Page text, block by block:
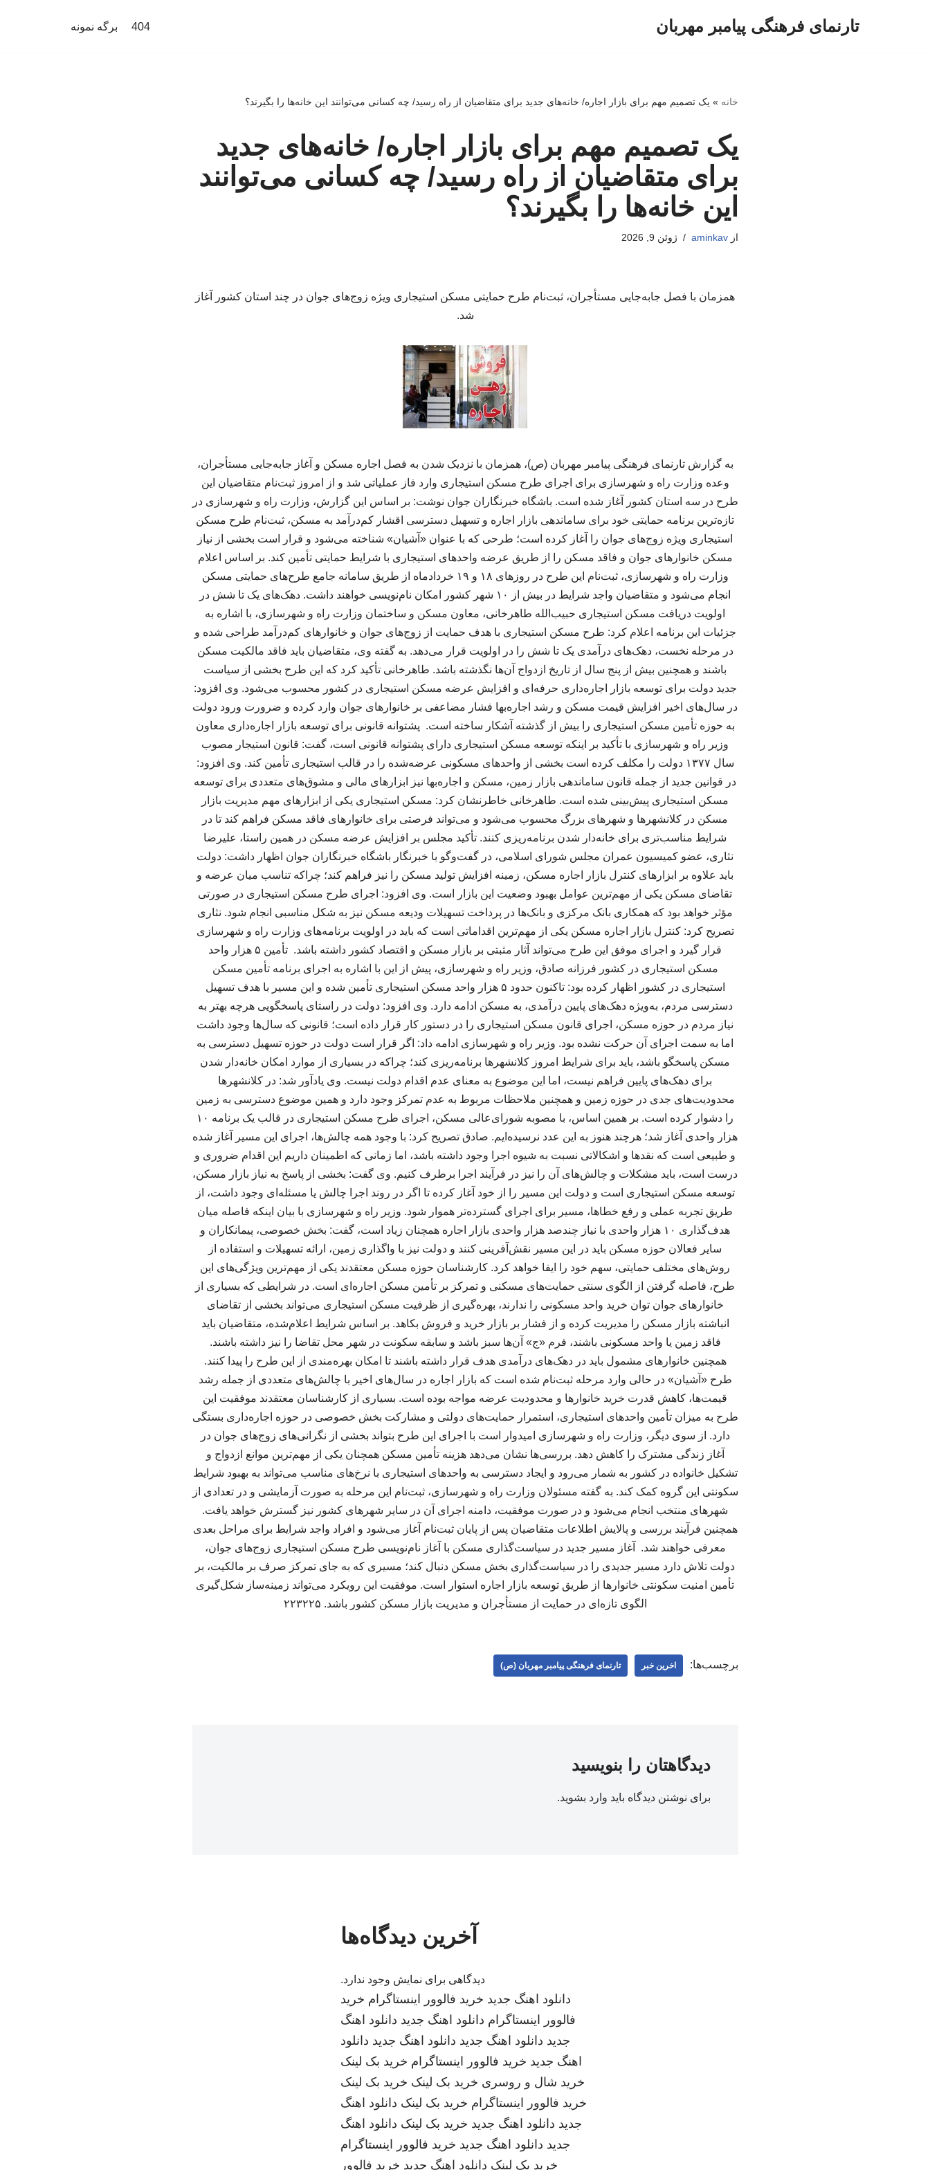
تارنمای فرهنگی پیامبر مهربان 404 برگه نمونه
خانه » یک تصمیم مهم برای بازار اجاره/ خانه‌های جدید برای متقاضیان از راه رسید/ چه کسانی می‌توانند این خانه‌ها را بگیرند؟
یک تصمیم مهم برای بازار اجاره/ خانه‌های جدید
برای متقاضیان از راه رسید/ چه کسانی می‌توانند
این خانه‌ها را بگیرند؟
ازaminkav ژوئن 9, 2026
همزمان با فصل جابه‌جایی مستأجران، ثبت‌نام طرح حمایتی مسکن استیجاری ویژه زوج‌های جوان در چند استان کشور آغاز
شد.
به گزارش تارنمای فرهنگی پیامبر مهربان (ص)، همزمان با نزدیک شدن به فصل اجاره مسکن و آغاز جابه‌جایی مستأجران،
وعده وزارت راه و شهرسازی برای اجرای طرح مسکن استیجاری وارد فاز عملیاتی شد و از امروز ثبت‌نام متقاضیان این
طرح در سه استان کشور آغاز شده است. باشگاه خبرنگاران جوان نوشت: بر اساس این گزارش، وزارت راه و شهرسازی در
تازه‌ترین برنامه حمایتی خود برای ساماندهی بازار اجاره و تسهیل دسترسی اقشار کم‌درآمد به مسکن، ثبت‌نام طرح مسکن
استیجاری ویژه زوج‌های جوان را آغاز کرده است؛ طرحی که با عنوان «آشیان» شناخته می‌شود و قرار است بخشی از نیاز
مسکن خانوارهای جوان و فاقد مسکن را از طریق عرضه واحدهای استیجاری با شرایط حمایتی تأمین کند. بر اساس اعلام
وزارت راه و شهرسازی، ثبت‌نام این طرح در روزهای ۱۸ و ۱۹ خردادماه از طریق سامانه جامع طرح‌های حمایتی مسکن
انجام می‌شود و متقاضیان واجد شرایط در بیش از ۱۰ شهر کشور امکان نام‌نویسی خواهند داشت. دهک‌های یک تا شش در
اولویت دریافت مسکن استیجاری حبیب‌الله طاهرخانی، معاون مسکن و ساختمان وزارت راه و شهرسازی، با اشاره به
جزئیات این برنامه اعلام کرد: طرح مسکن استیجاری با هدف حمایت از زوج‌های جوان و خانوارهای کم‌درآمد طراحی شده و
در مرحله نخست، دهک‌های درآمدی یک تا شش را در اولویت قرار می‌دهد. به گفته وی، متقاضیان باید فاقد مالکیت مسکن
باشند و همچنین بیش از پنج سال از تاریخ ازدواج آن‌ها نگذشته باشد. طاهرخانی تأکید کرد که این طرح بخشی از سیاست
جدید دولت برای توسعه بازار اجاره‌داری حرفه‌ای و افزایش عرضه مسکن استیجاری در کشور محسوب می‌شود. وی افزود:
در سال‌های اخیر افزایش قیمت مسکن و رشد اجاره‌بها فشار مضاعفی بر خانوارهای جوان وارد کرده و ضرورت ورود دولت
به حوزه تأمین مسکن استیجاری را بیش از گذشته آشکار ساخته است. پشتوانه قانونی برای توسعه بازار اجاره‌داری معاون
وزیر راه و شهرسازی با تأکید بر اینکه توسعه مسکن استیجاری دارای پشتوانه قانونی است، گفت: قانون استیجار مصوب
سال ۱۳۷۷ دولت را مکلف کرده است بخشی از واحدهای مسکونی عرضه‌شده را در قالب استیجاری تأمین کند. وی افزود:
در قوانین جدید از جمله قانون ساماندهی بازار زمین، مسکن و اجاره‌بها نیز ابزارهای مالی و مشوق‌های متعددی برای توسعه
مسکن استیجاری پیش‌بینی شده است. طاهرخانی خاطرنشان کرد: مسکن استیجاری یکی از ابزارهای مهم مدیریت بازار
مسکن در کلانشهرها و شهرهای بزرگ محسوب می‌شود و می‌تواند فرصتی برای خانوارهای فاقد مسکن فراهم کند تا در
شرایط مناسب‌تری برای خانه‌دار شدن برنامه‌ریزی کنند. تأکید مجلس بر افزایش عرضه مسکن در همین راستا، علیرضا
نثاری، عضو کمیسیون عمران مجلس شورای اسلامی، در گفت‌وگو با خبرنگار باشگاه خبرنگاران جوان اظهار داشت: دولت
باید علاوه بر ابزارهای کنترل بازار اجاره مسکن، زمینه افزایش تولید مسکن را نیز فراهم کند؛ چراکه تناسب میان عرضه و
تقاضای مسکن یکی از مهم‌ترین عوامل بهبود وضعیت این بازار است. وی افزود: اجرای طرح مسکن استیجاری در صورتی
مؤثر خواهد بود که همکاری بانک مرکزی و بانک‌ها در پرداخت تسهیلات ودیعه مسکن نیز به شکل مناسبی انجام شود. نثاری
تصریح کرد: کنترل بازار اجاره مسکن یکی از مهم‌ترین اقداماتی است که باید در اولویت برنامه‌های وزارت راه و شهرسازی
قرار گیرد و اجرای موفق این طرح می‌تواند آثار مثبتی بر بازار مسکن و اقتصاد کشور داشته باشد. تأمین ۵ هزار واحد
مسکن استیجاری در کشور فرزانه صادق، وزیر راه و شهرسازی، پیش از این با اشاره به اجرای برنامه تأمین مسکن
استیجاری در کشور اظهار کرده بود: تاکنون حدود ۵ هزار واحد مسکن استیجاری تأمین شده و این مسیر با هدف تسهیل
دسترسی مردم، به‌ویژه دهک‌های پایین درآمدی، به مسکن ادامه دارد. وی افزود: دولت در راستای پاسخگویی هرچه بهتر به
نیاز مردم در حوزه مسکن، اجرای قانون مسکن استیجاری را در دستور کار قرار داده است؛ قانونی که سال‌ها وجود داشت
اما به سمت اجرای آن حرکت نشده بود. وزیر راه و شهرسازی ادامه داد: اگر قرار است دولت در حوزه تسهیل دسترسی به
مسکن پاسخگو باشد، باید برای شرایط امروز کلانشهرها برنامه‌ریزی کند؛ چراکه در بسیاری از موارد امکان خانه‌دار شدن
برای دهک‌های پایین فراهم نیست، اما این موضوع به معنای عدم اقدام دولت نیست. وی یادآور شد: در کلانشهرها
محدودیت‌های جدی در حوزه زمین و همچنین ملاحظات مربوط به عدم تمرکز وجود دارد و همین موضوع دسترسی به زمین
را دشوار کرده است. بر همین اساس، با مصوبه شورای‌عالی مسکن، اجرای طرح مسکن استیجاری در قالب یک برنامه ۱۰
هزار واحدی آغاز شد؛ هرچند هنوز به این عدد نرسیده‌ایم. صادق تصریح کرد: با وجود همه چالش‌ها، اجرای این مسیر آغاز شده
و طبیعی است که نقدها و اشکالاتی نسبت به شیوه اجرا وجود داشته باشد، اما زمانی که اطمینان داریم این اقدام ضروری و
درست است، باید مشکلات و چالش‌های آن را نیز در فرآیند اجرا برطرف کنیم. وی گفت: بخشی از پاسخ به نیاز بازار مسکن،
توسعه مسکن استیجاری است و دولت این مسیر را از خود آغاز کرده تا اگر در روند اجرا چالش یا مسئله‌ای وجود داشت، از
طریق تجربه عملی و رفع خطاها، مسیر برای اجرای گسترده‌تر هموار شود. وزیر راه و شهرسازی با بیان اینکه فاصله میان
هدف‌گذاری ۱۰ هزار واحدی با نیاز چندصد هزار واحدی بازار اجاره همچنان زیاد است، گفت: بخش خصوصی، پیمانکاران و
سایر فعالان حوزه مسکن باید در این مسیر نقش‌آفرینی کنند و دولت نیز با واگذاری زمین، ارائه تسهیلات و استفاده از
روش‌های مختلف حمایتی، سهم خود را ایفا خواهد کرد. کارشناسان حوزه مسکن معتقدند یکی از مهم‌ترین ویژگی‌های این
طرح، فاصله گرفتن از الگوی سنتی حمایت‌های مسکنی و تمرکز بر تأمین مسکن اجاره‌ای است. در شرایطی که بسیاری از
خانوارهای جوان توان خرید واحد مسکونی را ندارند، بهره‌گیری از ظرفیت مسکن استیجاری می‌تواند بخشی از تقاضای
انباشته بازار مسکن را مدیریت کرده و از فشار بر بازار خرید و فروش بکاهد. بر اساس شرایط اعلام‌شده، متقاضیان باید
فاقد زمین یا واحد مسکونی باشند، فرم «ج» آن‌ها سبز باشد و سابقه سکونت در شهر محل تقاضا را نیز داشته باشند.
همچنین خانوارهای مشمول باید در دهک‌های درآمدی هدف قرار داشته باشند تا امکان بهره‌مندی از این طرح را پیدا کنند.
طرح «آشیان» در حالی وارد مرحله ثبت‌نام شده است که بازار اجاره در سال‌های اخیر با چالش‌های متعددی از جمله رشد
قیمت‌ها، کاهش قدرت خرید خانوارها و محدودیت عرضه مواجه بوده است. بسیاری از کارشناسان معتقدند موفقیت این
طرح به میزان تأمین واحدهای استیجاری، استمرار حمایت‌های دولتی و مشارکت بخش خصوصی در حوزه اجاره‌داری بستگی
دارد. از سوی دیگر، وزارت راه و شهرسازی امیدوار است با اجرای این طرح بتواند بخشی از نگرانی‌های زوج‌های جوان در
آغاز زندگی مشترک را کاهش دهد. بررسی‌ها نشان می‌دهد هزینه تأمین مسکن همچنان یکی از مهم‌ترین موانع ازدواج و
تشکیل خانواده در کشور به شمار می‌رود و ایجاد دسترسی به واحدهای استیجاری با نرخ‌های مناسب می‌تواند به بهبود شرایط
سکونتی این گروه کمک کند. به گفته مسئولان وزارت راه و شهرسازی، ثبت‌نام این مرحله به صورت آزمایشی و در تعدادی از
شهرهای منتخب انجام می‌شود و در صورت موفقیت، دامنه اجرای آن در سایر شهرهای کشور نیز گسترش خواهد یافت.
همچنین فرآیند بررسی و پالایش اطلاعات متقاضیان پس از پایان ثبت‌نام آغاز می‌شود و افراد واجد شرایط برای مراحل بعدی
معرفی خواهند شد. آغاز مسیر جدید در سیاست‌گذاری مسکن با آغاز نام‌نویسی طرح مسکن استیجاری زوج‌های جوان،
دولت تلاش دارد مسیر جدیدی را در سیاست‌گذاری بخش مسکن دنبال کند؛ مسیری که به جای تمرکز صرف بر مالکیت، بر
تأمین امنیت سکونتی خانوارها از طریق توسعه بازار اجاره استوار است. موفقیت این رویکرد می‌تواند زمینه‌ساز شکل‌گیری
الگوی تازه‌ای در حمایت از مستأجران و مدیریت بازار مسکن کشور باشد. ۲۲۳۲۲۵
برچسب‌ها: اخرین خبر تارنمای فرهنگی پیامبر مهربان (ص)
دیدگاهتان را بنویسید
برای نوشتن دیدگاه باید وارد بشوید.
آخرین دیدگاه‌ها
دیدگاهی برای نمایش وجود ندارد.
دانلود اهنگ جدید خرید فالوور اینستاگرام خرید
فالوور اینستاگرام دانلود اهنگ جدید دانلود اهنگ
جدید دانلود اهنگ جدید دانلود اهنگ جدید دانلود
اهنگ جدید خرید فالوور اینستاگرام خرید بک لینک
خرید شال و روسری خرید بک لینک خرید بک لینک
خرید فالوور اینستاگرام خرید بک لینک دانلود اهنگ
جدید دانلود اهنگ جدید خرید بک لینک دانلود اهنگ
جدید دانلود اهنگ جدید خرید فالوور اینستاگرام
خرید بک لینک دانلود اهنگ جدید خرید فالوور